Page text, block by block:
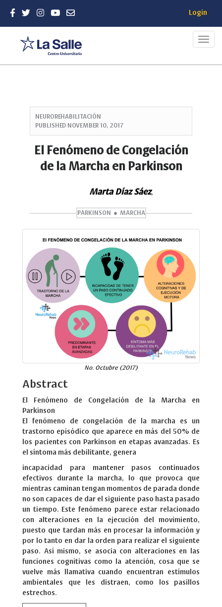
Main
Navigation
Login
NEUROREHABILITACIÓN
PUBLISHED NOVEMBER 10, 2017
El Fenómeno de Congelación
de la Marcha en Parkinson
Marta Díaz Sáez,
PARKINSON MARCHA
No. Octubre (2017)
Abstract
El Fenómeno de Congelación de la Marcha en
Parkinson
El fenómeno de congelación de la marcha es un
trastorno episódico que aparece en más del 50% de
los pacientes con Parkinson en etapas avanzadas. Es
el síntoma más debilitante, genera
incapacidad para mantener pasos continuados
efectivos durante la marcha, lo que provoca que
mientras caminan tengan momentos de parada donde
no son capaces de dar el siguiente paso hasta pasado
un tiempo. Este fenómeno parece estar relacionado
con alteraciones en la ejecución del movimiento,
puesto que tardan más en procesar la información y
por lo tanto en dar la orden para realizar el siguiente
paso. Así mismo, se asocia con alteraciones en las
funciones cognitivas como la atención, cosa que se
vuelve más llamativa cuando encuentran estímulos
ambientales que les distraen, como los pasillos
estrechos.